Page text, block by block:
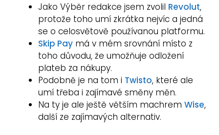
Jako Výběr redakce jsem zvolil Revolut,
protože toho umí zkrátka nejvíc a jedná
se o celosvětově používanou platformu.
Skip Pay má v mém srovnání místo z
toho důvodu, že umožňuje odložení
plateb za nákupy.
Podobně je na tom i Twisto, které ale
umí třeba i zajímavé směny měn.
Na ty je ale ještě větším machrem Wise,
další ze zajímavých alternativ.